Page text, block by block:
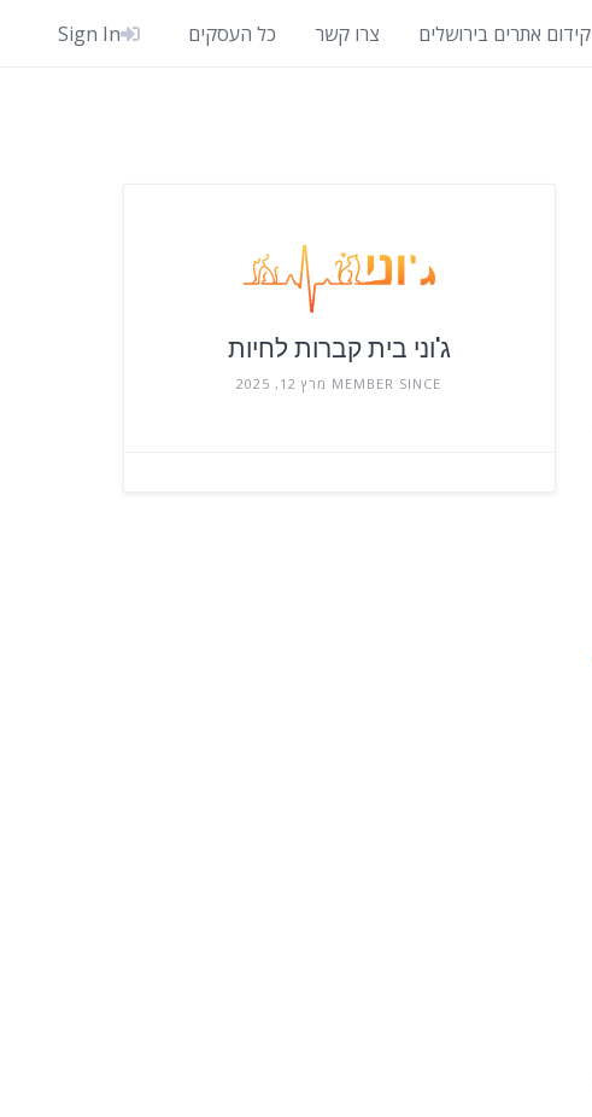
קידום אתרים בירושלים צרו קשר כל העסקים Sign In
ג'וני בית קברות לחיות
MEMBER SINCE מרץ 12, 2025